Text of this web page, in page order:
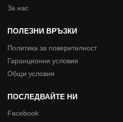
За нас
ПОЛЕЗНИ ВРЪЗКИ
Политика за поверителност
Гаранционни условия
Общи условия
ПОСЛЕДВАЙТЕ НИ
Facebook